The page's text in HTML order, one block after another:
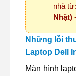
nhà từ:
Nhật)
Những lỗi
Laptop Dell
Màn hình